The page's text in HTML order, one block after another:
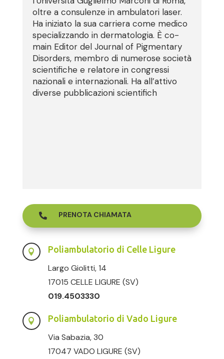
oltre a consulenze in ambulatori laser.
Ha iniziato la sua carriera come medico
specializzando in dermatologia. È co-
main Editor del Journal of Pigmentary
Disorders, membro di numerose società
scientifiche e relatore in congressi
nazionali e internazionali. Ha all’attivo
diverse pubblicazioni scientifich
 PRENOTA CHIAMATA
 Poliambulatorio di Celle Ligure
Largo Giolitti, 14
17015 CELLE LIGURE (SV)
019.4503330
 Poliambulatorio di Vado Ligure
Via Sabazia, 30
17047 VADO LIGURE (SV)